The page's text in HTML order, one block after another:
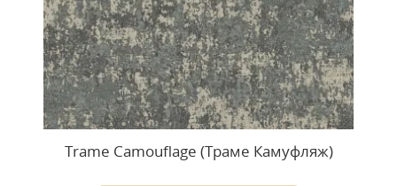
Trame Camouflage (Траме Камуфляж)